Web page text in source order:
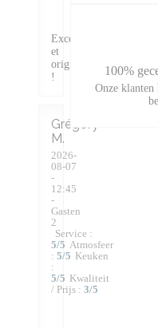
Excellent
et
original
!
Grégory
M
2026-
08-07
-
12:45
-
Gasten
2
Service :
5/5 Atmosfeer
: 5/5 Keuken
:
5/5 Kwaliteit
/ Prijs : 3/5
100%
Onze klanten